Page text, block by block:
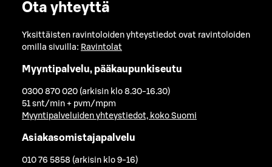
Ota yhteyttä
Yksittäisten ravintoloiden yhteystiedot ovat ravintoloiden
omilla sivuilla: Ravintolat
Myyntipalvelu, pääkaupunkiseutu
0300 870 020 (arkisin klo 8.30-16.30)
51 snt/min + pvm/mpm
Myyntipalveluiden yhteystiedot, koko Suomi
Asiakasomistajapalvelu
010 76 5858 (arkisin klo 9-16)